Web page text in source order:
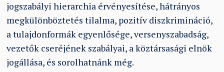
jogszabályi hierarchia érvényesítése, hátrányos
megkülönböztetés tilalma, pozitív diszkrimináció,
a tulajdonformák egyenlősége, versenyszabadság,
vezetők cseréjének szabályai, a köztársasági elnök
jogállása, és sorolhatnánk még.